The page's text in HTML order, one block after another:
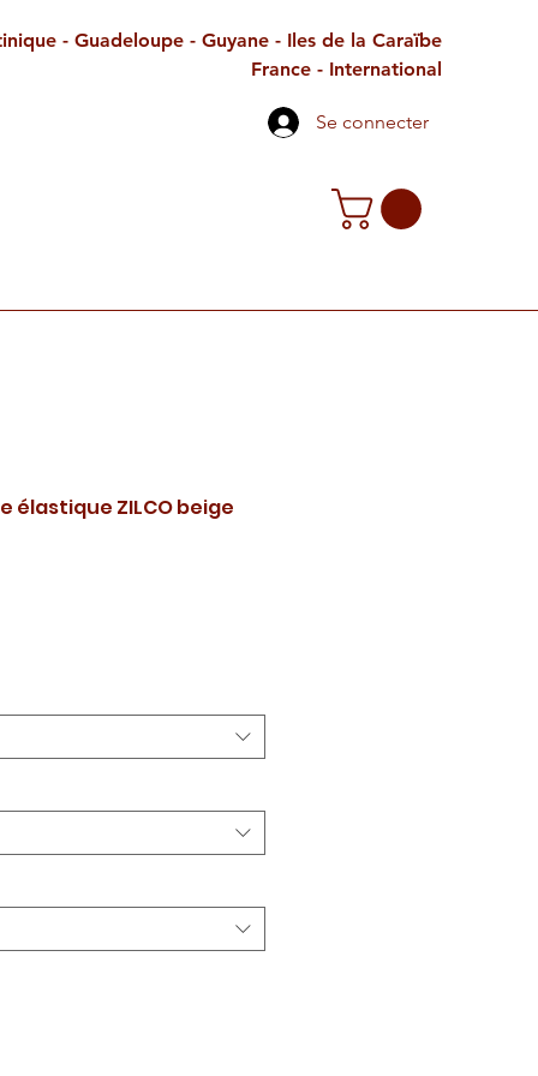
- Guadeloupe - Guyane - Iles de la Caraïbe
France - International
Se connecter
élastique ZILCO beige